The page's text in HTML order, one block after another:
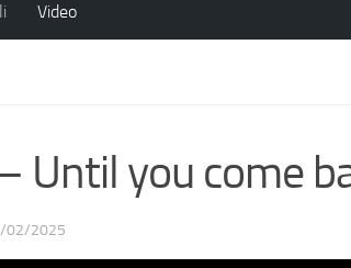
Video
Until you come
02/2025